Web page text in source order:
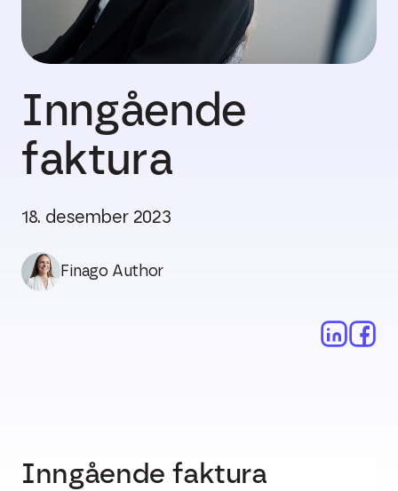
Inngående
faktura
18. desember 2023
Finago Author
Inngående faktura